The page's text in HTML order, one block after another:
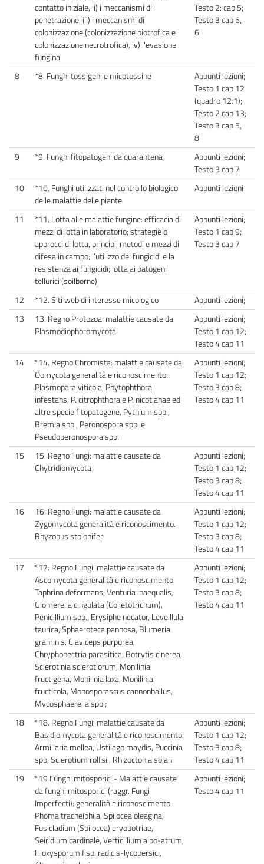
contatto iniziale, ii) i meccanismi di
penetrazione, iii) i meccanismi di
colonizzazione (colonizzazione biotrofica e
colonizzazione necrotrofica), iv) l'evasione
fungina
Testo 2: cap 5;
Testo 3 cap 5,
6
8 *8. Funghi tossigeni e micotossine
Appunti lezioni;
Testo 1 cap 12
(quadro 12.1);
Testo 2 cap 13;
Testo 3 cap 5,
8
9
*9. Funghi fitopatogeni da quarantena
Appunti lezioni;
Testo 3 cap 7
10
*10. Funghi utilizzati nel controllo biologico
delle malattie delle piante
Appunti lezioni
11
*11. Lotta alle malattie fungine: efficacia di
mezzi di lotta in laboratorio; strategie o
approcci di lotta, principi, metodi e mezzi di
difesa in campo; l’utilizzo dei fungicidi e la
resistenza ai fungicidi; lotta ai patogeni
tellurici (soilborne)
Appunti lezioni;
Testo 1 cap 9;
Testo 3 cap 7
12 *12. Siti web di interesse micologico
Appunti lezioni;
13
13. Regno Protozoa: malattie causate da
Plasmodiophoromycota
Appunti lezioni;
Testo 1 cap 12;
Testo 4 cap 11
14
*14. Regno Chromista: malattie causate da
Oomycota generalità e riconoscimento.
Plasmopara viticola, Phytophthora
infestans, P. citrophthora e P. nicotianae ed
altre specie fitopatogene, Pythium spp.,
Bremia spp., Peronospora spp. e
Pseudoperonospora spp.
Appunti lezioni;
Testo 1 cap 12;
Testo 3 cap 8;
Testo 4 cap 11
15
15. Regno Fungi: malattie causate da
Chytridiomycota
Appunti lezioni;
Testo 1 cap 12;
Testo 3 cap 8;
Testo 4 cap 11
16
16. Regno Fungi: malattie causate da
Zygomycota generalità e riconoscimento.
Rhyzopus stolonifer
Appunti lezioni;
Testo 1 cap 12;
Testo 3 cap 8;
Testo 4 cap 11
17
*17. Regno Fungi: malattie causate da
Ascomycota generalità e riconoscimento.
Taphrina deformans, Venturia inaequalis,
Glomerella cingulata (Colletotrichum),
Penicillium spp., Erysiphe necator, Leveillula
taurica, Sphaeroteca pannosa, Blumeria
graminis, Claviceps purpurea,
Chryphonectria parasitica, Botrytis cinerea,
Sclerotinia sclerotiorum, Monilinia
fructigena, Monilinia laxa, Monilinia
fructicola, Monosporascus cannonballus,
Mycosphaerella spp.;
Appunti lezioni;
Testo 1 cap 12;
Testo 3 cap 8;
Testo 4 cap 11
18
*18. Regno Fungi: malattie causate da
Basidiomycota generalità e riconoscimento.
Armillaria mellea, Ustilago maydis, Puccinia
spp, Sclerotium rolfsii, Rhizoctonia solani
Appunti lezioni;
Testo 1 cap 12;
Testo 3 cap 8;
Testo 4 cap 11
19
*19 Funghi mitosporici - Malattie causate
da funghi mitosporici (raggr. Fungi
Imperfecti): generalità e riconoscimento.
Phoma tracheiphila, Spilocea oleagina,
Fusicladium (Spilocea) eryobotriae,
Seiridium cardinale, Verticillium albo-atrum,
F. oxysporum f.sp. radicis-lycopersici,
Appunti lezioni;
Testo 4 cap 11